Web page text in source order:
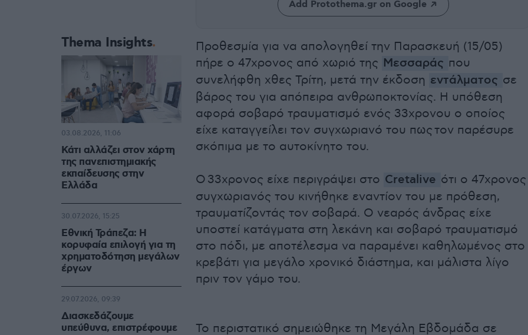
Add Protothema.gr on Google
Προθεσμία για να απολογηθεί την Παρασκευή (15/05)
πήρε ο 47χρονος από χωριό της Μεσσαράς που
συνελήφθη χθες Τρίτη, μετά την έκδοση εντάλματος σε
βάρος του για απόπειρα ανθρωποκτονίας. Η υπόθεση
αφορά σοβαρό τραυματισμό ενός 33χρονου ο οποίος
είχε καταγγείλει τον συγχωριανό του πως τον παρέσυρε
σκόπιμα με το αυτοκίνητο του.
Ο 33χρονος είχε περιγράψει στο Cretalive ότι ο 47χρονος
συγχωριανός του κινήθηκε εναντίον του με πρόθεση,
τραυματίζοντάς τον σοβαρά. Ο νεαρός άνδρας είχε
υποστεί κατάγματα στη λεκάνη και σοβαρό τραυματισμό
στο πόδι, με αποτέλεσμα να παραμένει καθηλωμένος στο
κρεβάτι για μεγάλο χρονικό διάστημα, και μάλιστα λίγο
πριν τον γάμο του.
Το περιστατικό σημειώθηκε τη Μεγάλη Εβδομάδα σε
Thema Insights
Κάτι αλλάζει στον χάρτη
της πανεπιστημιακής
εκπαίδευσης στην
Ελλάδα
03.08.2026, 11:06
Εθνική Τράπεζα: Η
κορυφαία επιλογή για τη
χρηματοδότηση μεγάλων
έργων
30.07.2026, 15:25
Διασκεδάζουμε
υπεύθυνα, επιστρέφουμε
29.07.2026, 09:39